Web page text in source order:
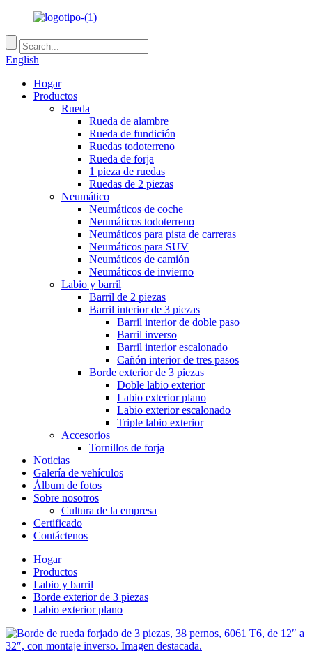
English
Hogar
Productos
Rueda
Rueda de alambre
Rueda de fundición
Ruedas todoterreno
Rueda de forja
1 pieza de ruedas
Ruedas de 2 piezas
Neumático
Neumáticos de coche
Neumáticos todoterreno
Neumáticos para pista de carreras
Neumáticos para SUV
Neumáticos de camión
Neumáticos de invierno
Labio y barril
Barril de 2 piezas
Barril interior de 3 piezas
Barril interior de doble paso
Barril inverso
Barril interior escalonado
Cañón interior de tres pasos
Borde exterior de 3 piezas
Doble labio exterior
Labio exterior plano
Labio exterior escalonado
Triple labio exterior
Accesorios
Tornillos de forja
Noticias
Galería de vehículos
Álbum de fotos
Sobre nosotros
Cultura de la empresa
Certificado
Contáctenos
Hogar
Productos
Labio y barril
Borde exterior de 3 piezas
Labio exterior plano